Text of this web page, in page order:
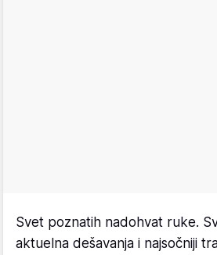
Svet poznatih nadohvat ruke.
aktuelna dešavanja i najsočniji